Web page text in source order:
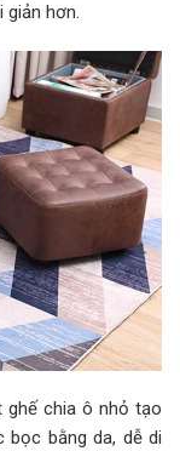
giản hơn.
ghế chia ô nhỏ tạo
bọc bằng da, dễ di